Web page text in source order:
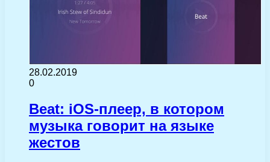
28.02.2019
0
Beat: iOS-плеер, в котором
музыка говорит на языке
жестов